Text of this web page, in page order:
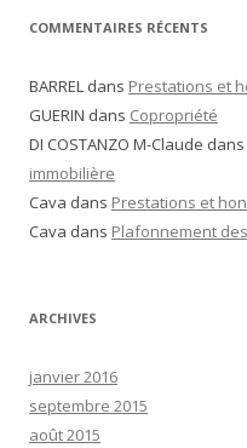
COMMENTAIRES RÉCENTS
BARREL dans Prestations et
GUERIN dans Copropriété
DI COSTANZO M-Claude dans
immobilière
Cava dans Prestations et
Cava dans Plafonnement
ARCHIVES
janvier 2016
septembre 2015
août 2015